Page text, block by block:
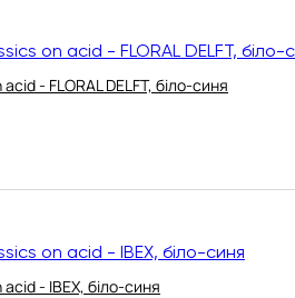
- FLORAL DELFT, біло-синя
- IBEX, біло-синя